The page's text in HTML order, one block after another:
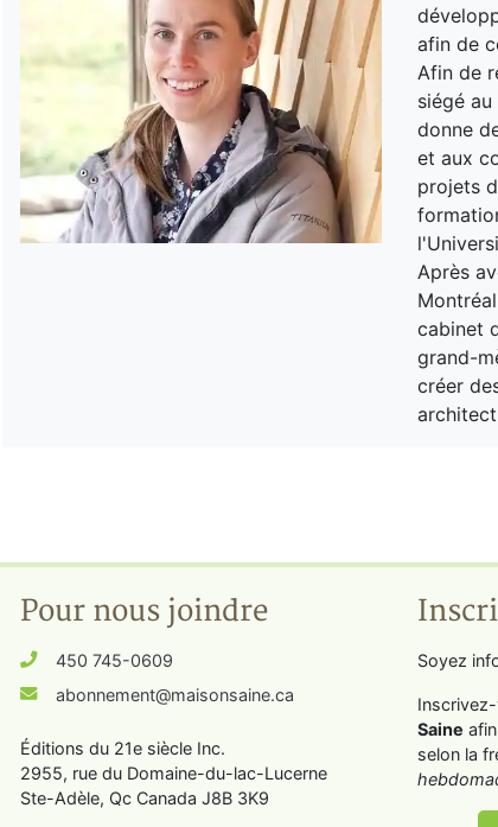
afin de
Afin de
siégé
donne
et aux
projets
Après
cabinet
grand-
créer
Pour nous joindre
450 745-0609
abonnement@maisonsaine.ca
Éditions du 21e siècle Inc.
2955, rue du Domaine-du-lac-Lucerne
Ste-Adèle, Qc Canada J8B 3K9
Soyez
Saine
selon la